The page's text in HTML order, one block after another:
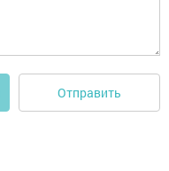
Отправить